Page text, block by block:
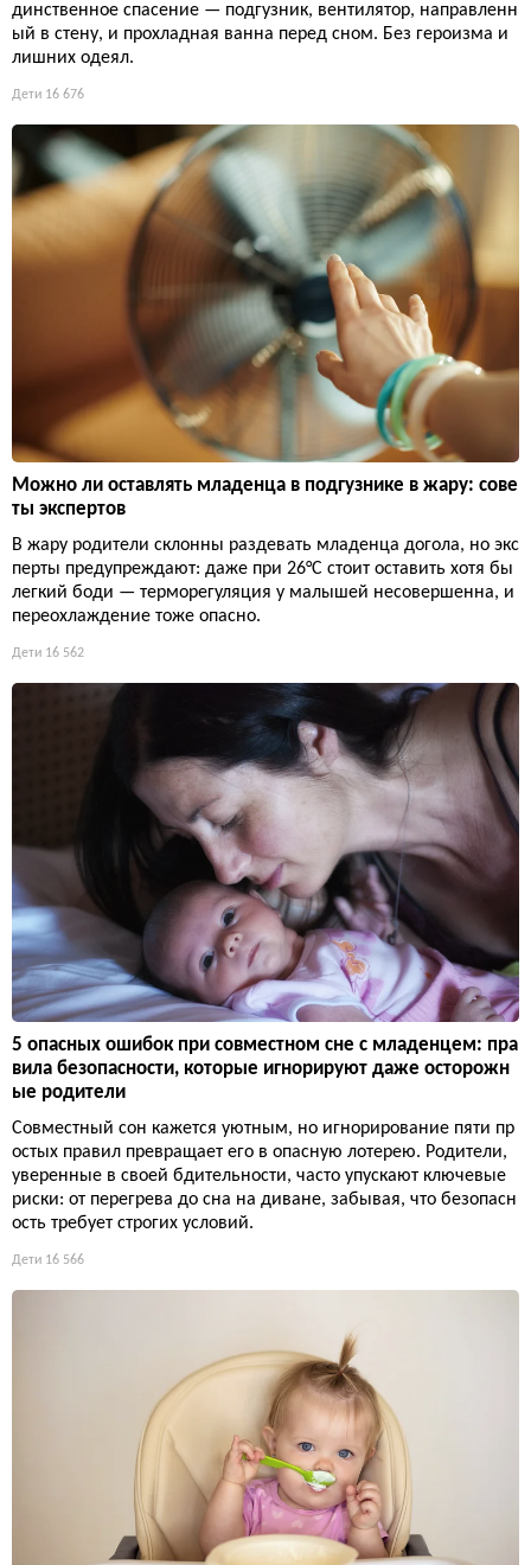
динственное спасение — подгузник, вентилятор, направленн
ый в стену, и прохладная ванна перед сном. Без героизма и
лишних одеял.
Дети 16 676
Можно ли оставлять младенца в подгузнике в жару: сове
ты экспертов
В жару родители склонны раздевать младенца догола, но экс
перты предупреждают: даже при 26°C стоит оставить хотя бы
легкий боди — терморегуляция у малышей несовершенна, и
переохлаждение тоже опасно.
Дети 16 562
5 опасных ошибок при совместном сне с младенцем: пра
вила безопасности, которые игнорируют даже осторожн
ые родители
Совместный сон кажется уютным, но игнорирование пяти пр
остых правил превращает его в опасную лотерею. Родители,
уверенные в своей бдительности, часто упускают ключевые
риски: от перегрева до сна на диване, забывая, что безопасн
ость требует строгих условий.
Дети 16 566